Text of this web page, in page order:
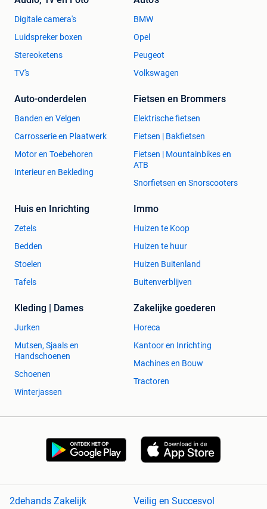
waarschuwt u wanneer u zich moet omdraaien Urenteller:
op het digitale display kunt u aflezen hoeveel uur uw
apparaat dienst heeft gedaan!
houder 2 jaar garantie: alle Innergize modellen zijn CE
getest. Daarnaast bieden wij u de zekerheid van 2 jaar
garantie! Top kwaliteit met 2 jaar zekerheid!
Digitale camera's
Luidspreker boxen
Stereoketens
TV's
BMW
Opel
Peugeot
Volkswagen
Auto-onderdelen
Banden en Velgen
Carrosserie en Plaatwerk
Motor en Toebehoren
Interieur en Bekleding
Fietsen en Brommers
Elektrische fietsen
Fietsen | Bakfietsen
Fietsen | Mountainbikes en
ATB
Snorfietsen en Snorscooters
Huis en Inrichting
Zetels
Bedden
Stoelen
Tafels
Immo
Huizen te Koop
Huizen te huur
Huizen Buitenland
Buitenverblijven
Kleding | Dames
Jurken
Mutsen, Sjaals en
Handschoenen
Schoenen
Winterjassen
Zakelijke goederen
Horeca
Kantoor en Inrichting
Machines en Bouw
Tractoren
2dehands Zakelijk Veilig en Succesvol